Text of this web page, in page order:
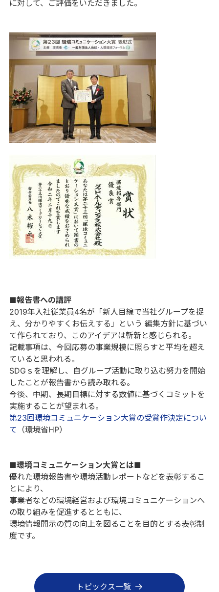
に対して、ご評価をいただきました。
■報告書への講評
2019年入社従業員4名が「新人目線で当社グループを捉
え、分かりやすくお伝えする」という 編集方針に基づい
て作られており、このアイデアは斬新と感じられる。
記載事項は、今回応募の事業規模に照らすと平均を超え
ていると思われる。
SDGｓを理解し、自グループ活動に取り込む努力を開始
したことが報告書から読み取れる。
今後、中期、長期目標に対する数値に基づくコミットを
実施することが望まれる。
第23回環境コミュニケーション大賞の受賞作決定につい
て
（環境省HP）
■環境コミュニケーション大賞とは■
優れた環境報告書や環境活動レポートなどを表彰するこ
とにより、
事業者などの環境経営および環境コミュニケーションへ
の取り組みを促進するとともに、
環境情報開示の質の向上を図ることを目的とする表彰制
度です。
トピックス一覧